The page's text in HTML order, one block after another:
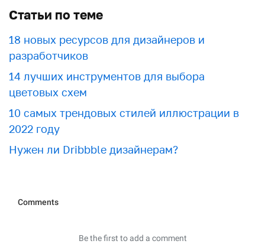
Статьи по теме
18 новых ресурсов для дизайнеров и
разработчиков
​​14 лучших инструментов для выбора
цветовых схем
10 самых трендовых стилей иллюстрации в
2022 году
Нужен ли Dribbble дизайнерам?